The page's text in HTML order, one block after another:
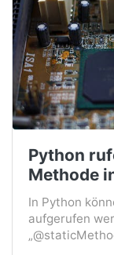
Python
Methode
In Python
aufgerufen